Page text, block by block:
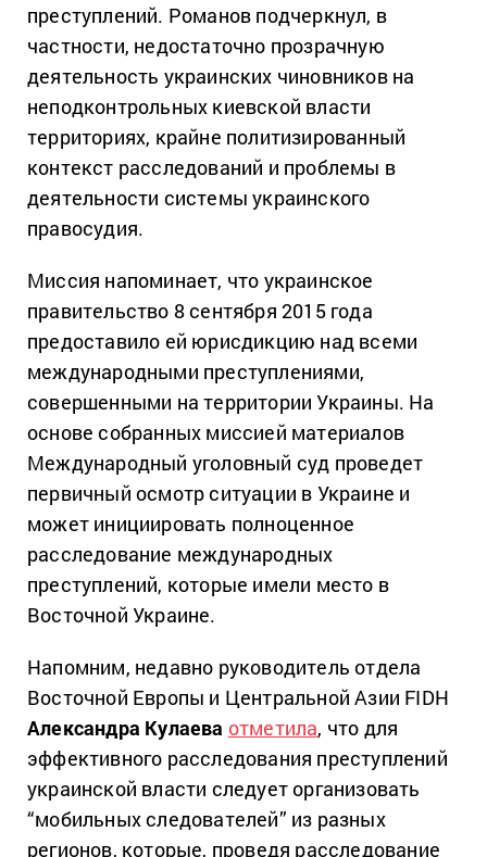
преступлений. Романов подчеркнул, в
частности, недостаточно прозрачную
деятельность украинских чиновников на
неподконтрольных киевской власти
территориях, крайне политизированный
контекст расследований и проблемы в
деятельности системы украинского
правосудия.
Миссия напоминает, что украинское
правительство 8 сентября 2015 года
предоставило ей юрисдикцию над всеми
международными преступлениями,
совершенными на территории Украины. На
основе собранных миссией материалов
Международный уголовный суд проведет
первичный осмотр ситуации в Украине и
может инициировать полноценное
расследование международных
преступлений, которые имели место в
Восточной Украине.
Напомним, недавно руководитель отдела
Восточной Европы и Центральной Азии FIDH
Александра Кулаева отметила, что для
эффективного расследования преступлений
украинской власти следует организовать
“мобильных следователей” из разных
регионов, которые, проведя расследование